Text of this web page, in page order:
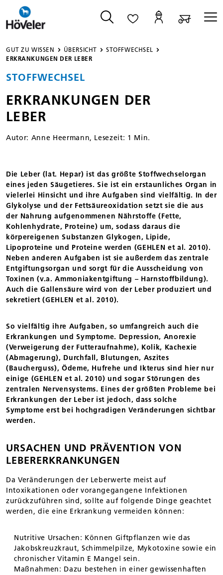
springen
GUT ZU WISSEN ÜBERSICHT
STOFFWECHSEL
ERKRANKUNGEN DER LEBER
STOFFWECHSEL
ERKRANKUNGEN DER
LEBER
Autor: Anne Heermann, Lesezeit: 1 Min.
Die Leber (lat. Hepar) ist das größte Stoffwechselorgan
eines jeden Säugetieres. Sie ist ein erstaunliches Organ in
vielerlei Hinsicht und ihre Aufgaben sind vielfältig. In der
Glykolyse und der Fettsäureoxidation setzt sie die aus
der Nahrung aufgenommenen Nährstoffe (Fette,
Kohlenhydrate, Proteine) um, sodass daraus die
körpereigenen Substanzen Glykogen, Lipide,
Lipoproteine und Proteine werden (GEHLEN et al. 2010).
Neben anderen Aufgaben ist sie außerdem das zentrale
Entgiftungsorgan und sorgt für die Ausscheidung von
Toxinen (v.a. Ammoniakentgiftung – Harnstoffbildung).
Auch die Gallensäure wird von der Leber produziert und
sekretiert (GEHLEN et al. 2010).
So vielfältig ihre Aufgaben, so umfangreich auch die
Erkrankungen und Symptome. Depression, Anorexie
(Verweigerung der Futteraufnahme), Kolik, Kachexie
(Abmagerung), Durchfall, Blutungen, Aszites
(Baucherguss), Ödeme, Hufrehe und Ikterus sind hier nur
einige (GEHLEN et al. 2010) und sogar Störungen des
zentralen Nervensystems. Eines der größten Probleme bei
Erkrankungen der Leber ist jedoch, dass solche
Symptome erst bei hochgradigen Veränderungen sichtbar
werden.
URSACHEN UND PRÄVENTION VON
LEBERERKRANKUNGEN
Da Veränderungen der Leberwerte meist auf
Intoxikationen oder vorangegangene Infektionen
zurückzuführen sind, sollte auf folgende Dinge geachtet
werden, die eine Erkrankung vermeiden können:
Nutritive Ursachen: Können Giftpflanzen wie das
Jakobskreuzkraut, Schimmelpilze, Mykotoxine sowie ein
chronischer Vitamin E Mangel sein.
Maßnahmen: Dazu bestehen in einer gewissenhaften